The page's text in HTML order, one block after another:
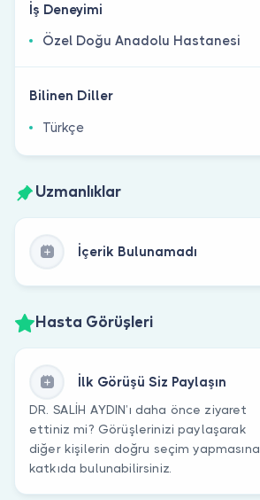
İş Deneyimi
Özel Doğu Anadolu Hastanesi
Bilinen Diller
Türkçe
Uzmanlıklar
İçerik Bulunamadı
Hasta Görüşleri
İlk Görüşü Siz Paylaşın
DR. SALİH AYDIN’ı daha önce ziyaret
ettiniz mi? Görüşlerinizi paylaşarak
diğer kişilerin doğru seçim yapmasına
katkıda bulunabilirsiniz.